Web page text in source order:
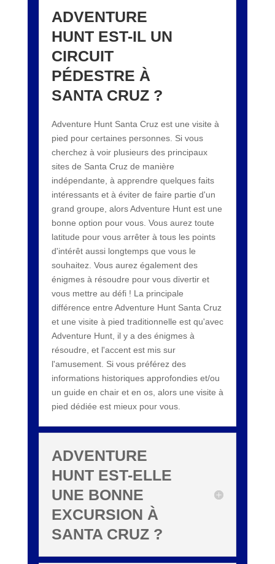
ADVENTURE
HUNT EST-IL UN
CIRCUIT
PÉDESTRE À
SANTA CRUZ ?
Adventure Hunt Santa Cruz est une visite à
pied pour certaines personnes. Si vous
cherchez à voir plusieurs des principaux
sites de Santa Cruz de manière
indépendante, à apprendre quelques faits
intéressants et à éviter de faire partie d'un
grand groupe, alors Adventure Hunt est une
bonne option pour vous. Vous aurez toute
latitude pour vous arrêter à tous les points
d'intérêt aussi longtemps que vous le
souhaitez. Vous aurez également des
énigmes à résoudre pour vous divertir et
vous mettre au défi ! La principale
différence entre Adventure Hunt Santa Cruz
et une visite à pied traditionnelle est qu'avec
Adventure Hunt, il y a des énigmes à
résoudre, et l'accent est mis sur
l'amusement. Si vous préférez des
informations historiques approfondies et/ou
un guide en chair et en os, alors une visite à
pied dédiée est mieux pour vous.
ADVENTURE
HUNT EST-ELLE
UNE BONNE
EXCURSION À
SANTA CRUZ ?